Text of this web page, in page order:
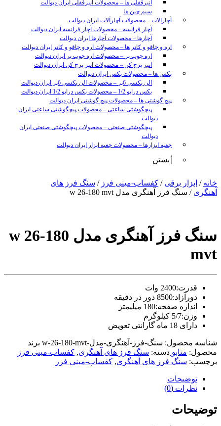
انبرقفلی ها – محصولات انبرقفلی ایران دیوالت
سیم چین ها
آچارالات – محصولات آچارآلات ایران دیوالت
آچار فرانسه – محصولات آچار فرانسه ایران دیوالت
آچارها – محصولات آچارها ایران دیوالت
اره و چاقو و کاتر ها – محصولات اره و چاقو و کاتر ایران دیوالت
اره چوب بر – محصولات اره چوب بر ایران دیوالت
انبر پرچ کن – محصولات انبر پرچ کن ایران دیوالت
بکس ها – محصولات بکس ایران دیوالت
الن بکسی 6پر
– محصولات الن بکسی 6پر ایران دیوالت
بکس درایو 1/2
– محصولات بکس درایو 1/2 ایران دیوالت
پیچ گوشتی ها – محصولات پیچ گوشتی ایران دیوالت
پیچگوشتی ساعتی – محصولات پیچگوشتی ساعتی ایران
دیوالت
پیچگوشتی صنعتی – محصولات پیچگوشتی صنعتی ایران
دیوالت
جعبه ابزارها – محصولات جعبه ابزار ایران دیوالت
بستن
sunny
leon
xxxx
tori
glasses
chinese
teen
raped
room
xxx
sunny
xxx
خانه / ابزار برقی / کفساب-مینی فرز / سنگ فرز های
آهنگری / سنگ فرز آهنگری مدل w 26-180 mvt
سنگ فرز آهنگری مدل w 26-180
mvt
قدرت:2400 وات
دورآزاد:8500 دور در دقیقه
اندازه صفحه:180 میلیمتر
وزن:5/7 کیلوگرم
دارای 18 ماه گارانتی تعویض
شناسه محصول: سنگ-فرز-آهنگری-مدل-w-26-180-mvt
برند
محصول: متابو دسته: سنگ فرز های آهنگری, کفساب-مینی فرز
برچسب: سنگ فرز های آهنگری, کفساب-مینی فرز
توضیحات
نظرات (0)
توضیحات